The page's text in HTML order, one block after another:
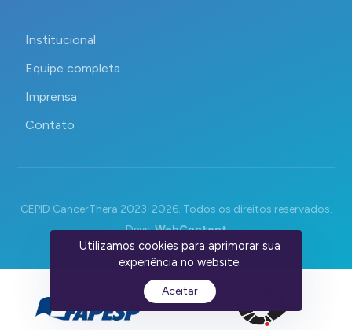
Institucional
Equipe completa
Imprensa
Contato
CEPID CancerThera 2023-2026. Todos os direitos reservados.
Devs:WebContent
Utilizamos cookies para aprimorar sua
experiência no website.
Aceitar